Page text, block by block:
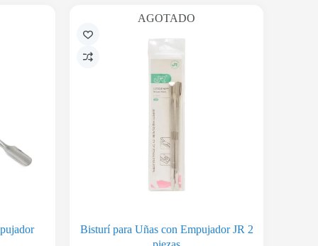
AGOTADO
Bisturí para Uñas con Empujador JR 2